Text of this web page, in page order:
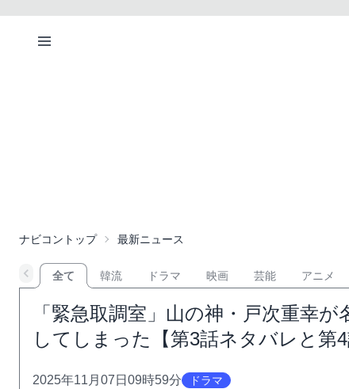
ナビコントップ 最新ニュース
全て 韓流 ドラマ 映画 芸能 アニメ
「緊急取調室」山の神・戸次重幸
してしまった【第3話ネタバレと第4
2025年11月07日09時59分 ドラマ